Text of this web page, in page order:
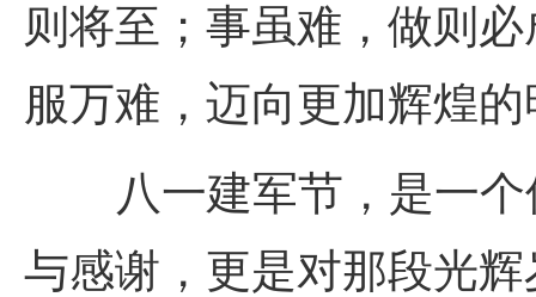
则将至；事虽难，做则
服万难，迈向更加辉煌
八一建军节，是一个
与感谢，更是对那段光